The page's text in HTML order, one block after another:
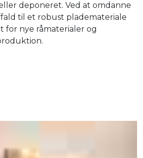
deponeret. Ved at omdanne
til et robust plademateriale
for nye råmaterialer og